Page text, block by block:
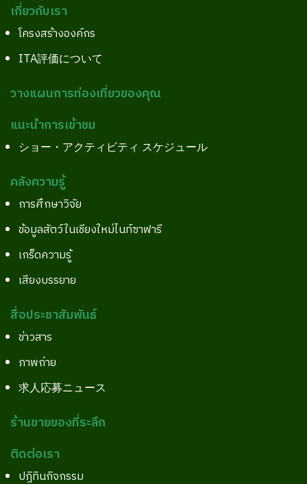
เกี่ยวกับเรา
โครงสร้างองค์กร
ITA評価について
วางแผนการท่องเที่ยวของคุณ
แนะนำการเข้าชม
ショー・アクティビティ スケジュール
คลังความรู้
การศึกษาวิจัย
ข้อมูลสัตว์ในเชียงใหม่ไนท์ซาฟารี
เกร็ดความรู้
เสียงบรรยาย
สื่อประชาสัมพันธ์
ข่าวสาร
ภาพถ่าย
求人応募ニュース
ร้านขายของที่ระลึก
ติดต่อเรา
ปฎิทินกิจกรรม